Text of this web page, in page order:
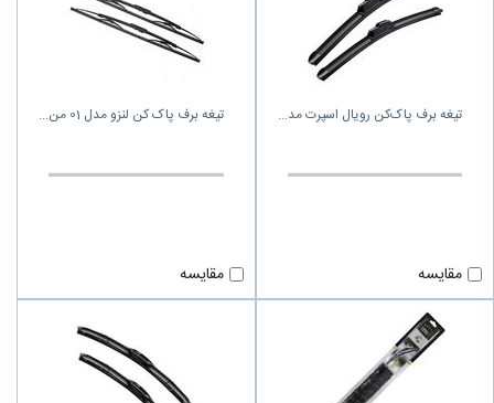
تیغه برف پاک‌کن رویال اسپرت مد
مقایسه
تیغه برف پاک کن لنزو مدل 01 من
مقایسه